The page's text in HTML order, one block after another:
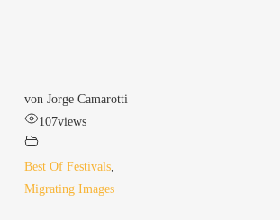
von Jor­ge Camarotti
107views
Best Of Fes­ti­vals,
Migra­ting Images